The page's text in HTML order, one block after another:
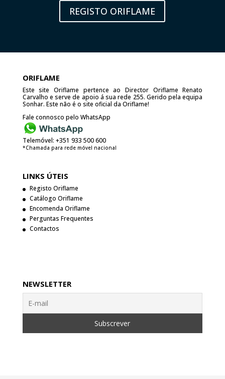
REGISTO ORIFLAME
ORIFLAME
Este site Oriflame pertence ao Director Oriflame Renato
Carvalho e serve de apoio á sua rede 255. Gerido pela equipa
Sonhar. Este não é o site oficial da Oriflame!
Fale connosco pelo WhatsApp
Telemóvel: +351 933 500 600
*Chamada para rede móvel nacional
LINKS ÚTEIS
Registo Oriflame
Catálogo Oriflame
Encomenda Oriflame
Perguntas Frequentes
Contactos
NEWSLETTER